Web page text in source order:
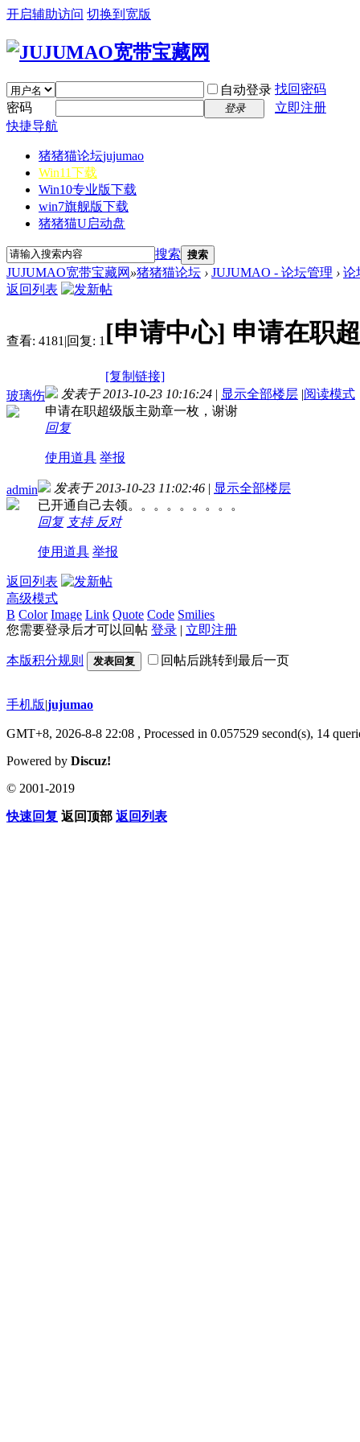
开启辅助访问 切换到宽版
自动登录 找回密码
密码
登录
立即注册
快捷导航
猪猪猫论坛jujumao
Win11下载
Win10专业版下载
win7旗舰版下载
猪猪猫U启动盘
搜索 搜索
JUJUMAO宽带宝藏网 »猪猪猫论坛 › JUJUMAO - 论坛管理 › 论
返回列表
查看: 4181 |回复: 1 [申请中心] 申请在职
[复制链接]
玻璃伤
发表于 2013-10-23 10:16:24 | 显示全部楼层 |阅读模式
申请在职超级版主勋章一枚，谢谢
回复
使用道具 举报
admin 发表于 2013-10-23 11:02:46 | 显示全部楼层
已开通自己去领。。。。。。。。。
回复 支持 反对
使用道具 举报
返回列表
高级模式
B Color Image Link Quote Code Smilies
您需要登录后才可以回帖 登录 | 立即注册
本版积分规则 发表回复 回帖后跳转到最后一页
手机版|jujumao
GMT+8, 2026-8-8 22:08 , Processed in 0.057529 second(s), 14
Powered by Discuz!
© 2001-2019
快速回复 返回顶部 返回列表